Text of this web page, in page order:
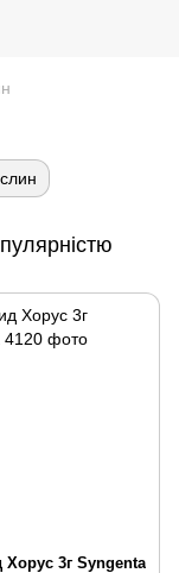
Хорус 3г Syngenta